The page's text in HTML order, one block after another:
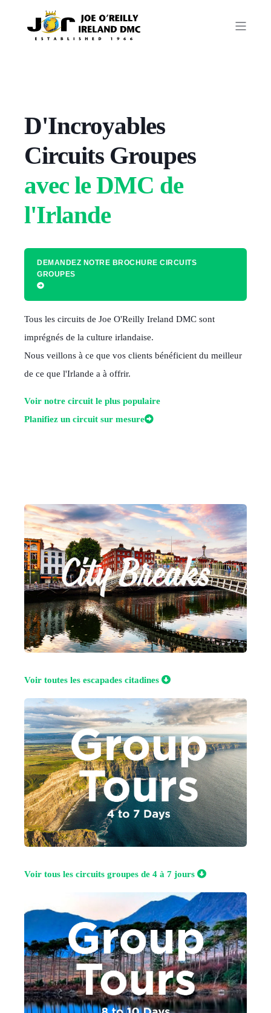
D'Incroyables
Circuits Groupes
avec le DMC de
l'Irlande
DEMANDEZ NOTRE BROCHURE CIRCUITS
GROUPES
Tous les circuits de Joe O'Reilly Ireland DMC sont
imprégnés de la culture irlandaise.
Nous veillons à ce que vos clients bénéficient du meilleur
de ce que l'Irlande a à offrir.
Voir notre circuit le plus populaire
Planifiez un circuit sur mesure
Voir toutes les escapades citadines
Voir tous les circuits groupes de 4 à 7 jours